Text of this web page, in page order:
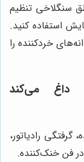
سنگلاخی تنظیم
استفاده کنید.
خردکننده را
داغ می‌کند
رادیاتور،
فن خنک‌کننده.